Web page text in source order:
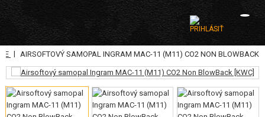
KATEGÓRIE
AIRSOFTOVÉ ZBRANE
VZDUCHOVÉ ZBRANE, PRAKY
| AIRSOFTOVÝ SAMOPAL INGRAM MAC-11 (M11) CO2 NON BLOWBACK